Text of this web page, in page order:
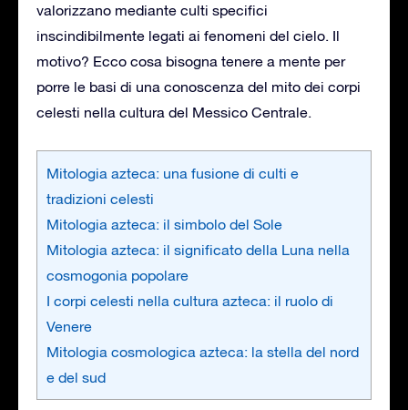
valorizzano mediante culti specifici
inscindibilmente legati ai fenomeni del cielo. Il
motivo? Ecco cosa bisogna tenere a mente per
porre le basi di una conoscenza del mito dei corpi
celesti nella cultura del Messico Centrale.
Mitologia azteca: una fusione di culti e
tradizioni celesti
Mitologia azteca: il simbolo del Sole
Mitologia azteca: il significato della Luna nella
cosmogonia popolare
I corpi celesti nella cultura azteca: il ruolo di
Venere
Mitologia cosmologica azteca: la stella del nord
e del sud